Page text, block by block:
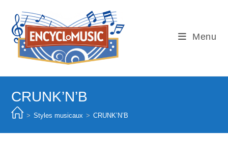
content
Menu
CRUNK’N’B
> Styles musicaux > CRUNK’N’B